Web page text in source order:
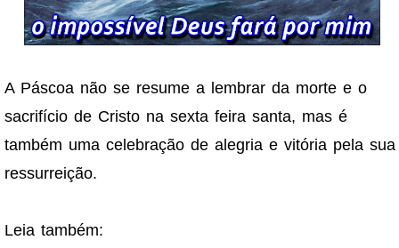
A Páscoa não se resume a lembrar da morte e o
sacrifício de Cristo na sexta feira santa, mas é
também uma celebração de alegria e vitória pela sua
ressurreição.
Leia também: